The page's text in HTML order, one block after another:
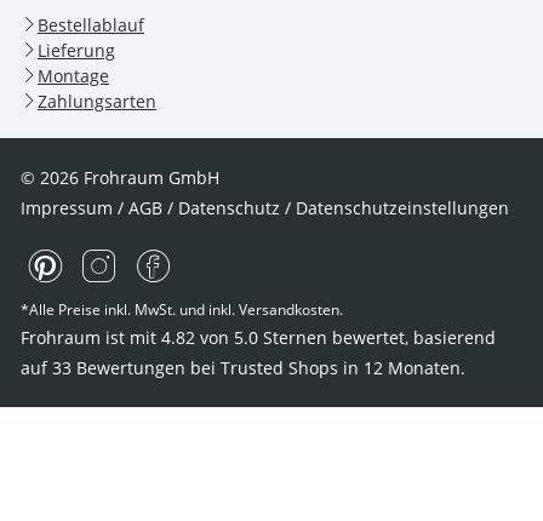
Bestellablauf
Lieferung
Montage
Zahlungsarten
© 2026 Frohraum GmbH
Impressum / AGB / Datenschutz / Datenschutzeinstellungen
*Alle Preise inkl. MwSt. und inkl. Versandkosten.
Frohraum ist mit 4.82 von 5.0 Sternen bewertet, basierend
auf33 Bewertungen bei Trusted Shops in 12 Monaten.